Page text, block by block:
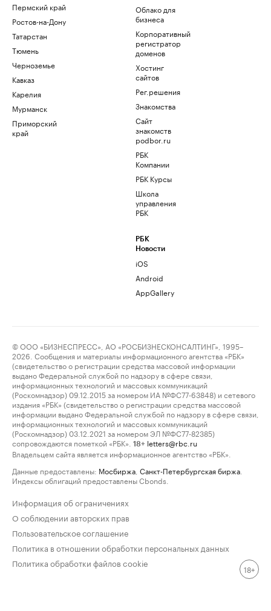
Пермский край
Ростов-на-Дону
Татарстан
Тюмень
Черноземье
Кавказ
Карелия
Мурманск
Приморский
край
Облако для
бизнеса
Корпоративный
регистратор
доменов
Хостинг
сайтов
Рег.решения
Знакомства
Сайт
знакомств
podbor.ru
РБК
Компании
РБК Курсы
Школа
управления
РБК
РБК
Новости
iOS
Android
AppGallery
© ООО «БИЗНЕСПРЕСС», АО «РОСБИЗНЕСКОНСАЛТИНГ», 1995–
2026. Сообщения и материалы информационного агентства «РБК»
(свидетельство о регистрации средства массовой информации
выдано Федеральной службой по надзору в сфере связи,
информационных технологий и массовых коммуникаций
(Роскомнадзор) 09.12.2015 за номером ИА №ФС77-63848) и сетевого
издания «РБК» (свидетельство о регистрации средства массовой
информации выдано Федеральной службой по надзору в сфере связи,
информационных технологий и массовых коммуникаций
(Роскомнадзор) 03.12.2021 за номером ЭЛ №ФС77-82385)
сопровождаются пометкой «РБК».
18+ letters@rbc.ru
Владельцем сайта является информационное агентство «РБК».
Данные предоставлены: Мосбиржа Санкт-Петербургская биржа
Индексы облигаций предоставлены Cbonds.
Информация об ограничениях
О соблюдении авторских прав
Пользовательское соглашение
Политика в отношении обработки персональных данных
Политика обработки файлов cookie
18+